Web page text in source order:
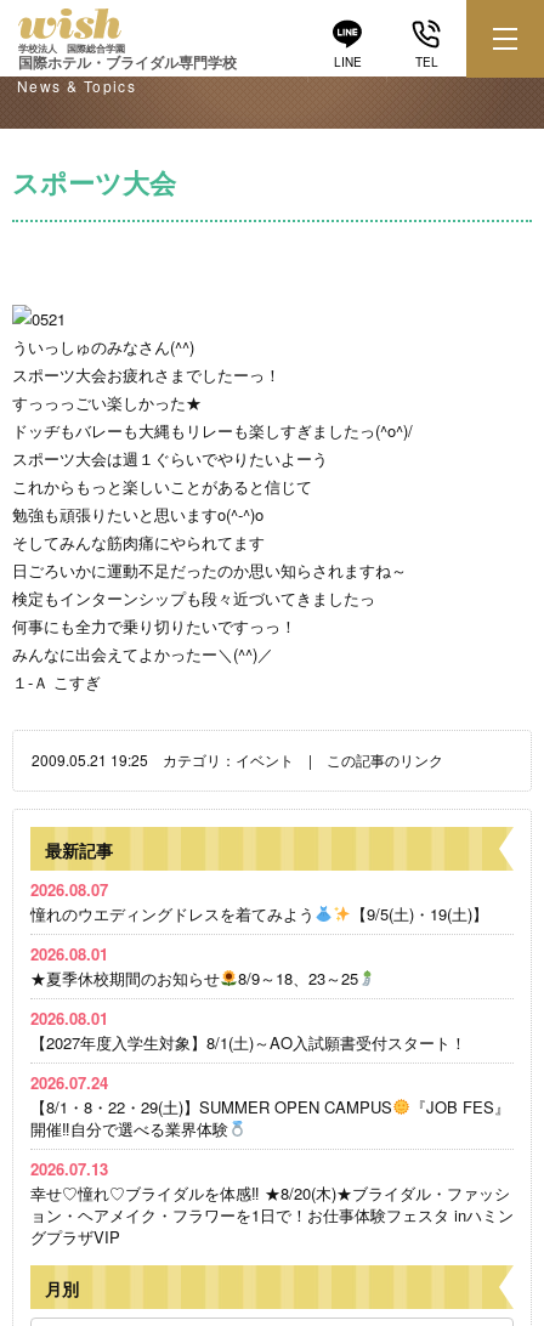
LINE TEL
学校法人 国際総合学園
国際ホテル・ブライダル専門学校
学校からのお知らせ
News & Topics
スポーツ大会
ういっしゅのみなさん(^^)
スポーツ大会お疲れさまでしたーっ！
すっっっごい楽しかった★
ドッヂもバレーも大縄もリレーも楽しすぎましたっ(^o^)/
スポーツ大会は週１ぐらいでやりたいよーう
これからもっと楽しいことがあると信じて
勉強も頑張りたいと思いますo(^-^)o
そしてみんな筋肉痛にやられてます
日ごろいかに運動不足だったのか思い知らされますね～
検定もインターンシップも段々近づいてきましたっ
何事にも全力で乗り切りたいですっっ！
みんなに出会えてよかったー＼(^^)／
１-Ａ こすぎ
2009.05.21 19:25 カテゴリ： イベント | この記事のリンク
最新記事
2026.08.07
憧れのウエディングドレスを着てみよう
【9/5(土)・19(土)】
2026.08.01
★夏季休校期間のお知らせ
8/9～18、23～25
2026.08.01
【2027年度入学生対象】8/1(土)～AO入試願書受付スタート！
2026.07.24
【8/1・8・22・29(土)】SUMMER OPEN CAMPUS
『JOB FES』
開催‼自分で選べる業界体験
2026.07.13
幸せ♡憧れ♡ブライダルを体感‼ ★8/20(木)★ブライダル・ファッシ
ョン・ヘアメイク・フラワーを1日で！お仕事体験フェスタ inハミン
グプラザVIP
月別